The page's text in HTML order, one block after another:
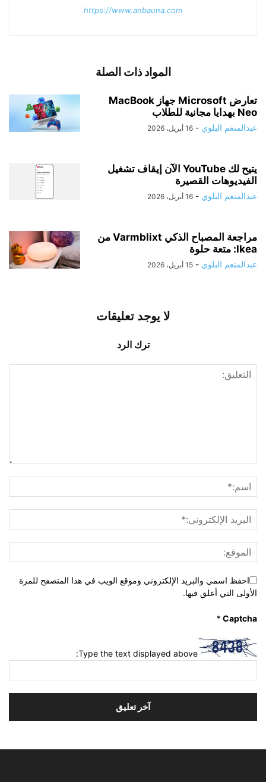
https://www.anbauna.com
المواد ذات الصلة
تعارض Microsoft جهاز MacBook
Neo بهدايا مجانية للطلاب
عبدالمنعم البلوي - 16 أبريل، 2026
يتيح لك YouTube الآن إيقاف تشغيل
الفيديوهات القصيرة
عبدالمنعم البلوي - 16 أبريل، 2026
مراجعة المصباح الذكي Varmblixt من
Ikea: متعة حلوة
عبدالمنعم البلوي - 15 أبريل، 2026
لا يوجد تعليقات
ترك الرد
احفظ اسمي والبريد الإلكتروني وموقع الويب في هذا المتصفح للمرة
الأولى التي أعلق فيها.
Captcha
*
Type the text displayed above: